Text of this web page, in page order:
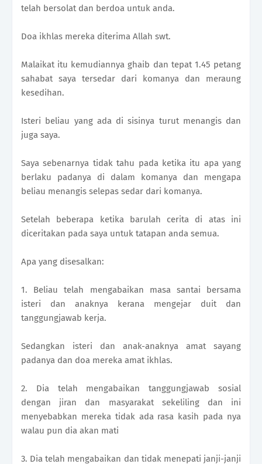
telah bersolat dan berdoa untuk anda.
Doa ikhlas mereka diterima Allah swt.
Malaikat itu kemudiannya ghaib dan tepat 1.45 petang
sahabat saya tersedar dari komanya dan meraung
kesedihan.
Isteri beliau yang ada di sisinya turut menangis dan
juga saya.
Saya sebenarnya tidak tahu pada ketika itu apa yang
berlaku padanya di dalam komanya dan mengapa
beliau menangis selepas sedar dari komanya.
Setelah beberapa ketika barulah cerita di atas ini
diceritakan pada saya untuk tatapan anda semua.
Apa yang disesalkan:
1. Beliau telah mengabaikan masa santai bersama
isteri dan anaknya kerana mengejar duit dan
tanggungjawab kerja.
Sedangkan isteri dan anak-anaknya amat sayang
padanya dan doa mereka amat ikhlas.
2. Dia telah mengabaikan tanggungjawab sosial
dengan jiran dan masyarakat sekeliling dan ini
menyebabkan mereka tidak ada rasa kasih pada nya
walau pun dia akan mati
3. Dia telah mengabaikan dan tidak menepati janji-janji